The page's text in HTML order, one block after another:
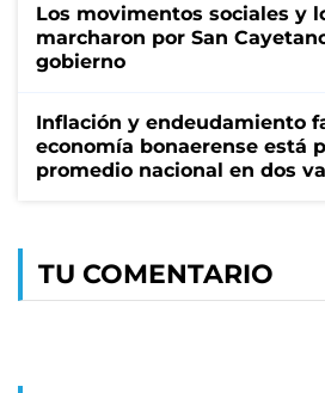
Los movimentos sociales y
marcharon por San
gobierno
Inflación y endeudamiento
economía bonaerense está
promedio nacional en dos
TU COMENTARIO